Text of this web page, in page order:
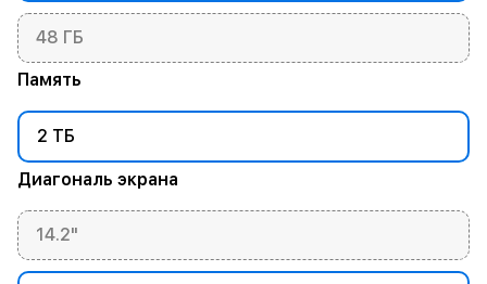
48 ГБ
Память
2 ТБ
Диагональ экрана
14.2"